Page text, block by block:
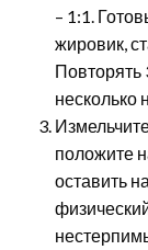
– 1:1.
жировик,
Повторять
несколько
положите
оставить